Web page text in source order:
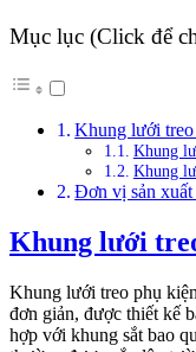
Mục lục (Click để
Khung lưới
Khung
Khung
Đơn vị sản xuất
Khung lưới
Khung lưới treo phụ
đơn giản, được thiết kế
hợp với khung sắt bao